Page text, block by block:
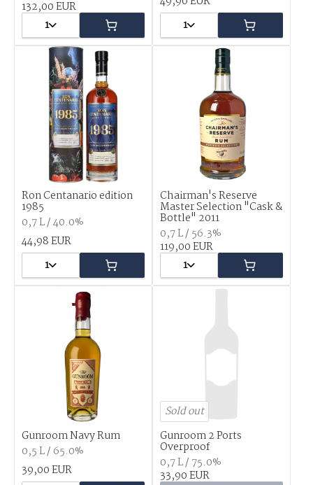
132,00 EUR
1
1
Ron Centanario edition
1985
0,7 L / 40.0%
44,98 EUR
1
Chairman's Reserve
Master Selection "Cask &
Bottle" 2011
0,7 L / 56.3%
119,00 EUR
1
Gunroom Navy Rum
0,5 L / 65.0%
39,00 EUR
Sold out
Gunroom 2 Ports
Overproof
0,7 L / 75.0%
33,90 EUR